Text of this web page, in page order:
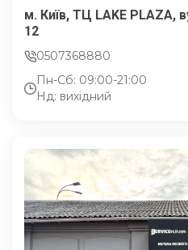
м. Київ, ТЦ LAKE PLAZA,
12
0507368880
Пн-Сб: 09:00-21:00
Нд: вихідний